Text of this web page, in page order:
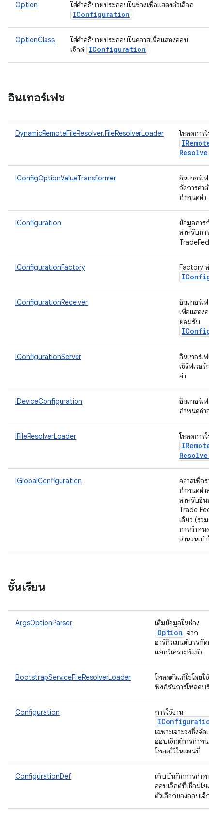
Option ใส่คำอธิบายประกอบในช่องเพื่อแสดงตัวเลือก
IConfiguration
OptionClass
ใส่คำอธิบายประกอบในคลาสเพื่อแสดงออบ
เจ็กต์ IConfiguration
อินเทอร์เฟซ
DynamicRemoteFileResolver.FileResolverLoader โหลดการใช้ง
IRemote
Resolver
IConfigOptionValueTransformer
อินเทอร์เฟซ
จัดการค่าตัวเ
กำหนดค่า
IConfiguration
ข้อมูลการกำ
สำหรับการเ
IConfigurationFactory Factory สำ
IConfigurationReceiver
อินเทอร์เฟซ
เพื่อแสดงออ
ยอมรับ
IConfigurationServer
อินเทอร์เฟซ
เซิร์ฟเวอร์ก
ค่า
IDeviceConfiguration
อินเทอร์เฟซ
กำหนดค่าอุ
IFileResolverLoader โหลดการใช้ง
IRemote
Resolver
IGlobalConfiguration
คลาสเพื่อรว
กำหนดค่าส่ว
สำหรับอินสแ
Trade
เดียว (รวมกา
การกำหนดค่
จำนวนเท่าใ
ชั้นเรียน
ArgsOptionParser เติมข้อมูลในช่อง
Option จาก
อาร์กิวเมนต์บรรทัดคำ
แยกวิเคราะห์แล้ว
BootstrapServiceFileResolverLoader
โหลดตัวแก้ไขโดยใช้
ฟังก์ชันการโหลดบริก
Configuration การใช้งาน
IConfiguration
เฉพาะเจาะจงซึ่งจัดเก็บ
ออบเจ็กต์การกำหนด
โหลดไว้ในแผนที่
ConfigurationDef
เก็บบันทึกการกำหนด
ออบเจ็กต์ที่เชื่อมโยง
ตัวเลือกของออบเจ็กต์